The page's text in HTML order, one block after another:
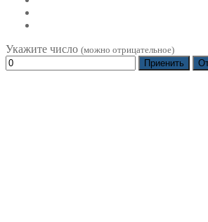
Укажите число (можно отрицательное)
Приенить